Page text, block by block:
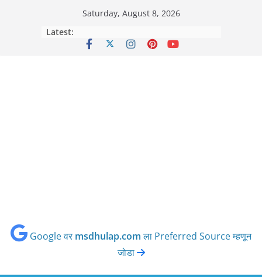
Saturday, August 8, 2026
Latest:
Google वर msdhulap.comला Preferred Source म्हणून
जोडा